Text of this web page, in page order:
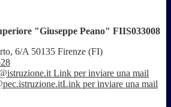
"Giuseppe Peano" FIIS033008
6/A 50135 Firenze (FI)
Link per inviare una mail
Link per inviare una mail